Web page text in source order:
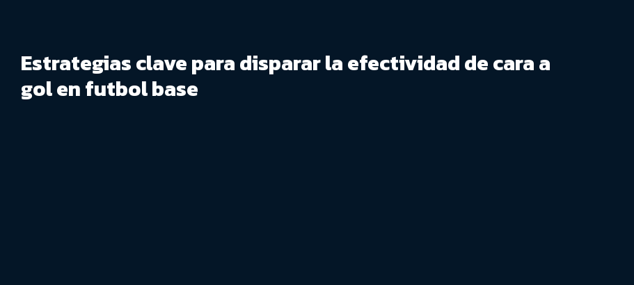
Estrategias clave para disparar la efectividad de cara a
gol en futbol base